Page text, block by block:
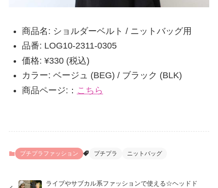
商品名: ショルダーベルト / ニットバッグ用
品番: LOG10-2311-0305
価格: ¥330 (税込)
カラー: ベージュ (BEG) / ブラック (BLK)
商品ページ:： こちら
プチプラファッション プチプラ ニットバッグ
ライブやサブカル系ファッションで使える☆ヘッドド